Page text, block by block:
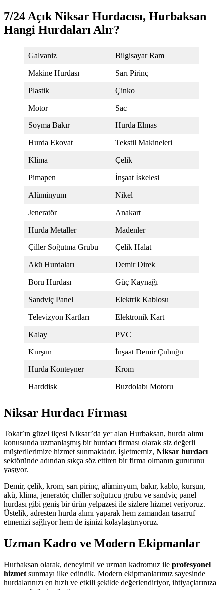
7/24 Açık Niksar Hurdacısı, Hurbaksan
Hangi Hurdaları Alır?
Galvaniz Bilgisayar Ram
Makine Hurdası Sarı Pirinç
Plastik Çinko
Motor Sac
Soyma Bakır Hurda Elmas
Hurda Ekovat Tekstil Makineleri
Klima Çelik
Pimapen İnşaat İskelesi
Alüminyum Nikel
Jeneratör Anakart
Hurda Metaller Madenler
Çiller Soğutma Grubu Çelik Halat
Akü Hurdaları Demir Direk
Boru Hurdası Güç Kaynağı
Sandviç Panel Elektrik Kablosu
Televizyon Kartları Elektronik Kart
Kalay PVC
Kurşun İnşaat Demir Çubuğu
Hurda Konteyner Krom
Harddisk Buzdolabı Motoru
Niksar Hurdacı Firması
Tokat’ın güzel ilçesi Niksar’da yer alan Hurbaksan, hurda alımı
konusunda uzmanlaşmış bir hurdacı firması olarak siz değerli
müşterilerimize hizmet sunmaktadır. İşletmemiz, Niksar hurdacı
sektöründe adından sıkça söz ettiren bir firma olmanın gururunu
yaşıyor.
Demir, çelik, krom, sarı pirinç, alüminyum, bakır, kablo, kurşun,
akü, klima, jeneratör, chiller soğutucu grubu ve sandviç panel
hurdası gibi geniş bir ürün yelpazesi ile sizlere hizmet veriyoruz.
Üstelik, adresten hurda alımı yaparak hem zamandan tasarruf
etmenizi sağlıyor hem de işinizi kolaylaştırıyoruz.
Uzman Kadro ve Modern Ekipmanlar
Hurbaksan olarak, deneyimli ve uzman kadromuz ile profesyonel
hizmet sunmayı ilke edindik. Modern ekipmanlarımız sayesinde
hurdalarınızı en hızlı ve etkili şekilde değerlendiriyor, ihtiyaçlarınıza